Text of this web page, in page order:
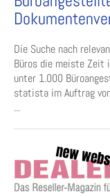
Die Suche nach
Büros die meiste Zeit
unter 1.000
statista im Auftrag
...